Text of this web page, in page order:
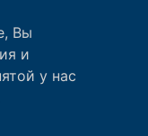
Вы
и
у нас